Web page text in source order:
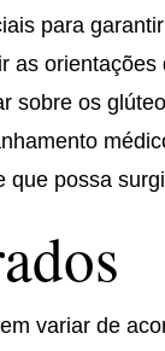
para
as
sobre os
que possa
variar de